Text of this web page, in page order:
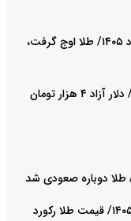
آخرین قیمت طلا و سکه امروز پنجشنبه ۱۵ مرداد ۱۴۰۵/ طلا اوج گرفت،
آخرین قیمت دلار امروز پنجشنبه ۱۵ مرداد ۱۴۰۵/ دلار آزاد ۴ هزار تومان
قیمت انس جهانی طلا امروز پنجشنبه ۱۵ مرداد ۱۴۰۵/ قیمت طلا رکورد